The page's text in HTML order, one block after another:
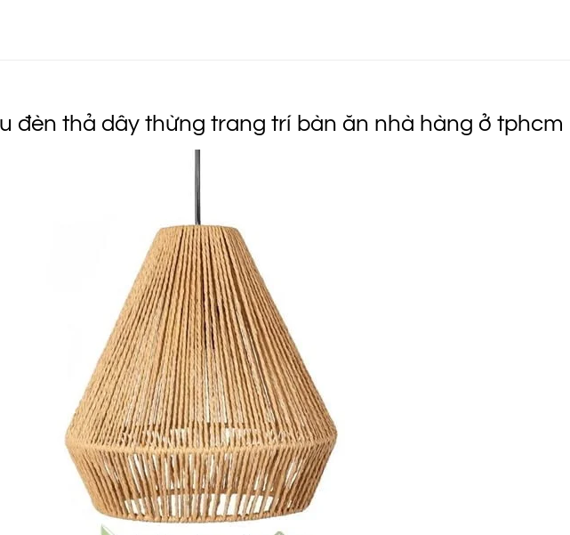
đèn thả dây thừng trang trí bàn ăn nhà hàng ở tphcm